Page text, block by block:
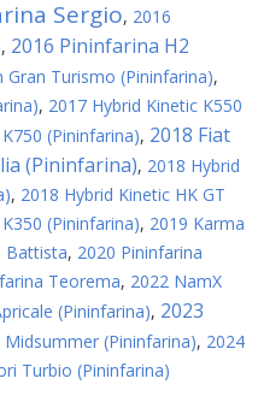
Sergio, 2016
, 2016 Pininfarina H2
Gran Turismo (Pininfarina),
, 2017 Hybrid Kinetic K550
(Pininfarina), 2018 Fiat
(Pininfarina), 2018 Hybrid
, 2018 Hybrid Kinetic HK GT
(Pininfarina), 2019 Karma
Battista, 2020 Pininfarina
Teorema, 2022 NamX
(Pininfarina), 2023
(Pininfarina), 2024
Turbio (Pininfarina)